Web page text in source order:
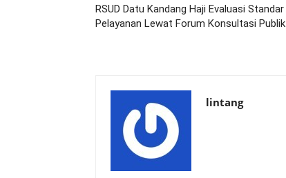
RSUD Datu Kandang Haji Evaluasi Standar
Pelayanan Lewat Forum Konsultasi Publik
lintang